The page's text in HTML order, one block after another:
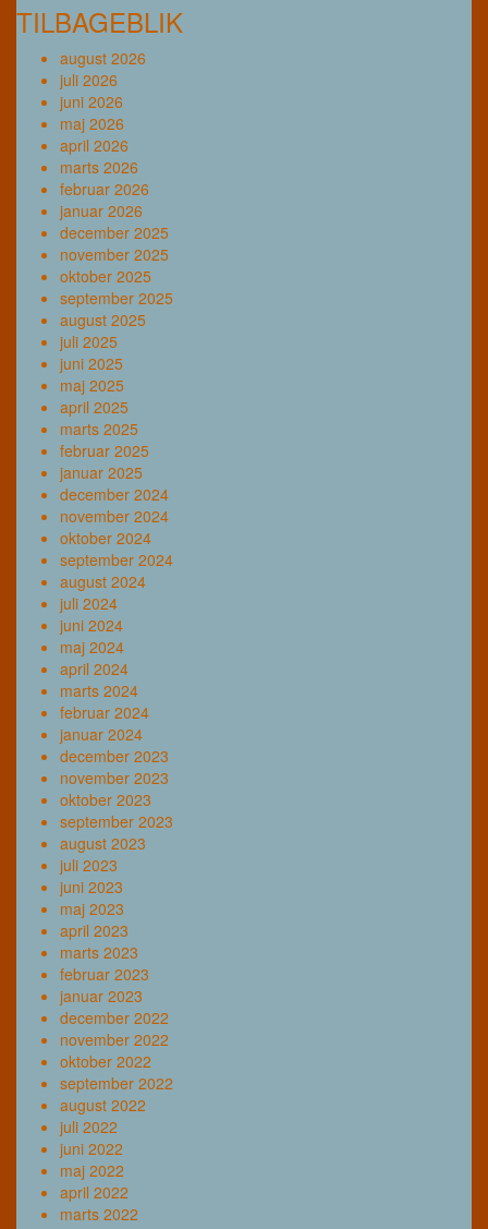
TILBAGEBLIK
august 2026
juli 2026
juni 2026
maj 2026
april 2026
marts 2026
februar 2026
januar 2026
december 2025
november 2025
oktober 2025
september 2025
august 2025
juli 2025
juni 2025
maj 2025
april 2025
marts 2025
februar 2025
januar 2025
december 2024
november 2024
oktober 2024
september 2024
august 2024
juli 2024
juni 2024
maj 2024
april 2024
marts 2024
februar 2024
januar 2024
december 2023
november 2023
oktober 2023
september 2023
august 2023
juli 2023
juni 2023
maj 2023
april 2023
marts 2023
februar 2023
januar 2023
december 2022
november 2022
oktober 2022
september 2022
august 2022
juli 2022
juni 2022
maj 2022
april 2022
marts 2022